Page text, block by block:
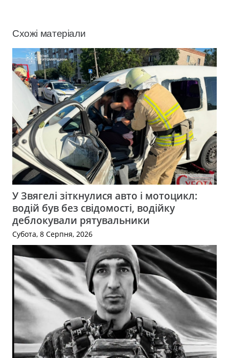
Схожі матеріали
У Звягелі зіткнулися авто і мотоцикл:
водій був без свідомості, водійку
деблокували рятувальники
Субота, 8 Серпня, 2026